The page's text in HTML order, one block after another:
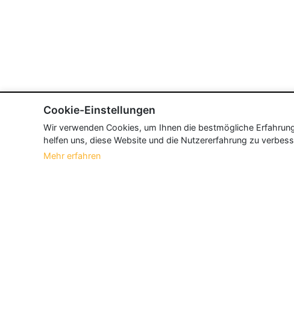
Cookie-Einstellungen
Wir verwenden Cookies, um Ihnen die bestmögliche
helfen uns, diese Website und die Nutzererfahrung zu
Mehr erfahren